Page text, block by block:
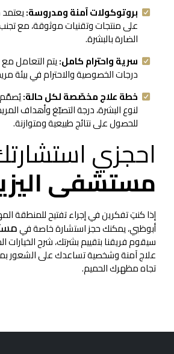
بروتوكولات آمنة ومدروسة:يعتمد
على منتجات وتقنيات موثوقة، مع تجنب
الضارة بالبشرة.
سرية واحترام كامل:يتم التعامل مع
درجات الخصوصية والاحترام في بيئة مريحة
خطة علاج مخصّصة لكل حالة:يُصمَّم
لنوع البشرة، درجة التصبّغ وأهداف المريض
للحصول على نتائج طبيعية ومتوازنة.
احجزي
مستشفى اليزيه
إذا كنتِ تفكرين في إجراء تفتيح للمنطقة
أبوظبي، يمكنك حجز استشارة خاصة في
سيقوم فريقنا بتقييم بشرتك، شرح الخيارات
علاج آمنة وشخصية تساعدك على الشعور بمزيد
تجاه مظهرك الحميم.